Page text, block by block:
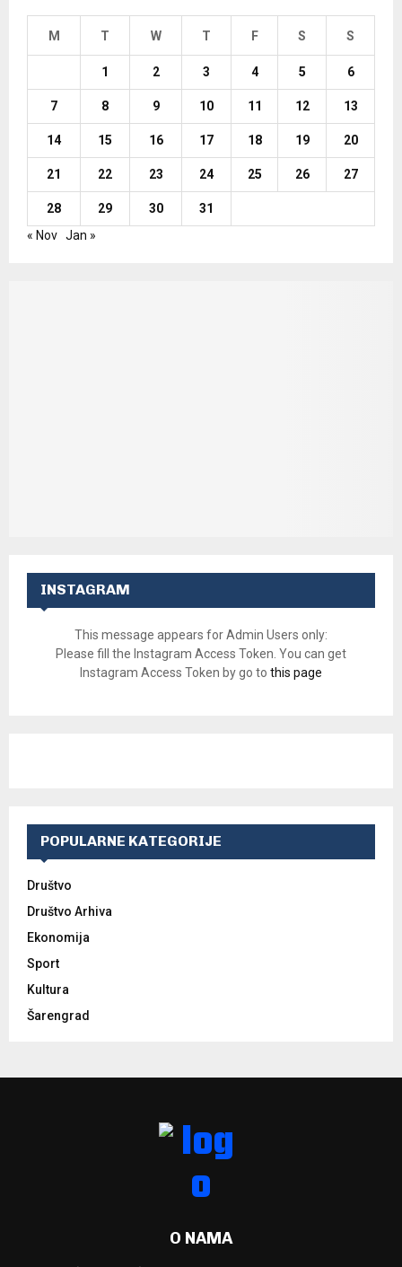
M T W T F S S
1 2 3 4 5 6
7 8 9 10 11 12 13
14 15 16 17 18 19 20
21 22 23 24 25 26 27
28 29 30
31
« Nov Jan »
INSTAGRAM
This message appears for Admin Users only:
Please fill the Instagram Access Token. You can get
Instagram Access Token by go to this page
POPULARNE KATEGORIJE
Društvo
Društvo Arhiva
Ekonomija
Sport
Kultura
Šarengrad
O NAMA